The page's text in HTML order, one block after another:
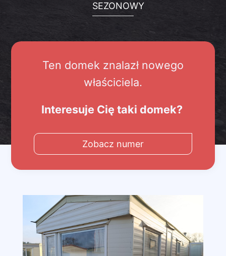
Ten domek znalazł nowego
właściciela.
Interesuje Cię taki domek?
Zobacz numer
SEZONOWY